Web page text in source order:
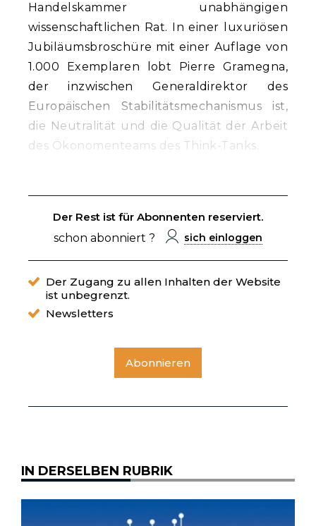
Handelskammer unabhängigen
wissenschaftlichen Rat. In einer luxuriösen
Jubiläumsbroschüre mit einer Auflage von
1.000 Exemplaren lobt Pierre Gramegna,
der inzwischen Generaldirektor des
Europäischen Stabilitätsmechanismus ist,
die Neutralität und die Qualität der Arbeit
des Ökonomenteams des Think-Tanks.
Der Rest ist für Abonnenten reserviert.
schon abonniert ?
sich einloggen
Der Zugang zu allen Inhalten der Website
ist unbegrenzt.
Newsletters
Abonnieren
IN DERSELBEN RUBRIK